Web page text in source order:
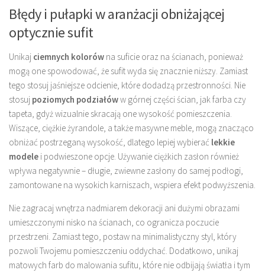
Błędy i pułapki w aranżacji obniżającej
optycznie sufit
Unikaj ciemnych kolorów na suficie oraz na ścianach, ponieważ
mogą one spowodować, że sufit wyda się znacznie niższy. Zamiast
tego stosuj jaśniejsze odcienie, które dodadzą przestronności. Nie
stosuj poziomych podziałóww górnej części ścian, jak farba czy
tapeta, gdyż wizualnie skracają one wysokość pomieszczenia.
Wiszące, ciężkie żyrandole, a także masywne meble, mogą znacząco
obniżać postrzeganą wysokość, dlatego lepiej wybierać lekkie
modele i podwieszone opcje. Używanie ciężkich zasłon również
wpływa negatywnie – długie, zwiewne zasłony do samej podłogi,
zamontowane na wysokich karniszach, wspiera efekt podwyższenia.
Nie zagracaj wnętrza nadmiarem dekoracji ani dużymi obrazami
umieszczonymi nisko na ścianach, co ogranicza poczucie
przestrzeni. Zamiast tego, postaw na minimalistyczny styl, który
pozwoli Twojemu pomieszczeniu oddychać. Dodatkowo, unikaj
matowych farb do malowania sufitu, które nie odbijają światła i tym